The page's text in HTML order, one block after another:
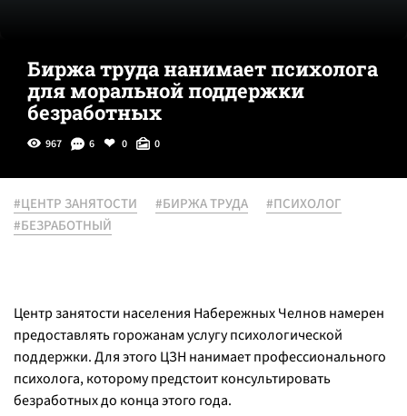
Биржа труда нанимает психолога
для моральной поддержки
безработных
967 6 0 0
#ЦЕНТР ЗАНЯТОСТИ #БИРЖА ТРУДА
#ПСИХОЛОГ
#БЕЗРАБОТНЫЙ
Центр занятости населения Набережных Челнов намерен
предоставлять горожанам услугу психологической
поддержки. Для этого ЦЗН нанимает профессионального
психолога, которому предстоит консультировать
безработных до конца этого года.